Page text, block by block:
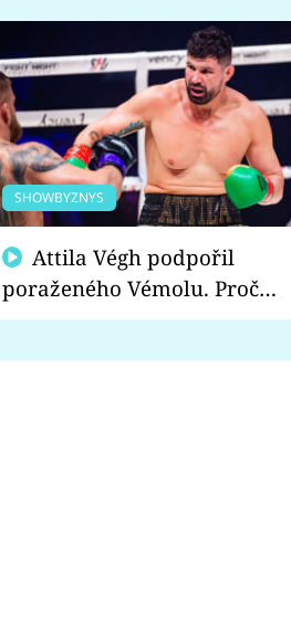
SHOWBYZNYS
poraženého Vémolu. Proč
chce raději zápasit s ním než